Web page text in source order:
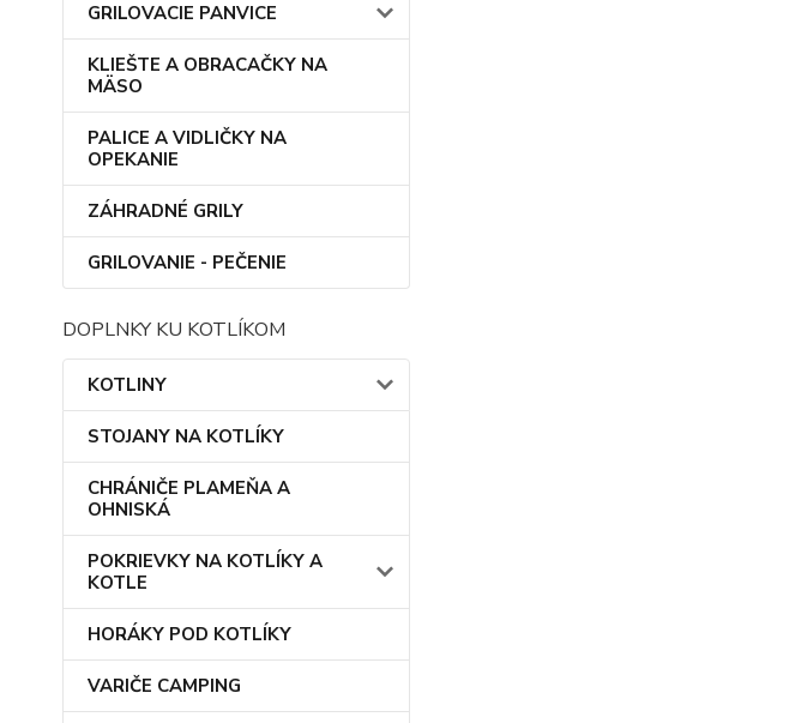
GRILOVACIE PANVICE
KLIEŠTE A OBRACAČKY NA
MÄSO
PALICE A VIDLIČKY NA
OPEKANIE
ZÁHRADNÉ GRILY
GRILOVANIE - PEČENIE
DOPLNKY KU KOTLÍKOM
KOTLINY
STOJANY NA KOTLÍKY
CHRÁNIČE PLAMEŇA A
OHNISKÁ
POKRIEVKY NA KOTLÍKY A
KOTLE
HORÁKY POD KOTLÍKY
VARIČE CAMPING